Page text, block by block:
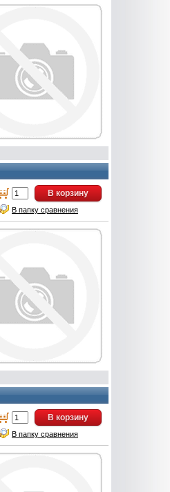
В корзину
В папку сравнения
В корзину
В папку сравнения